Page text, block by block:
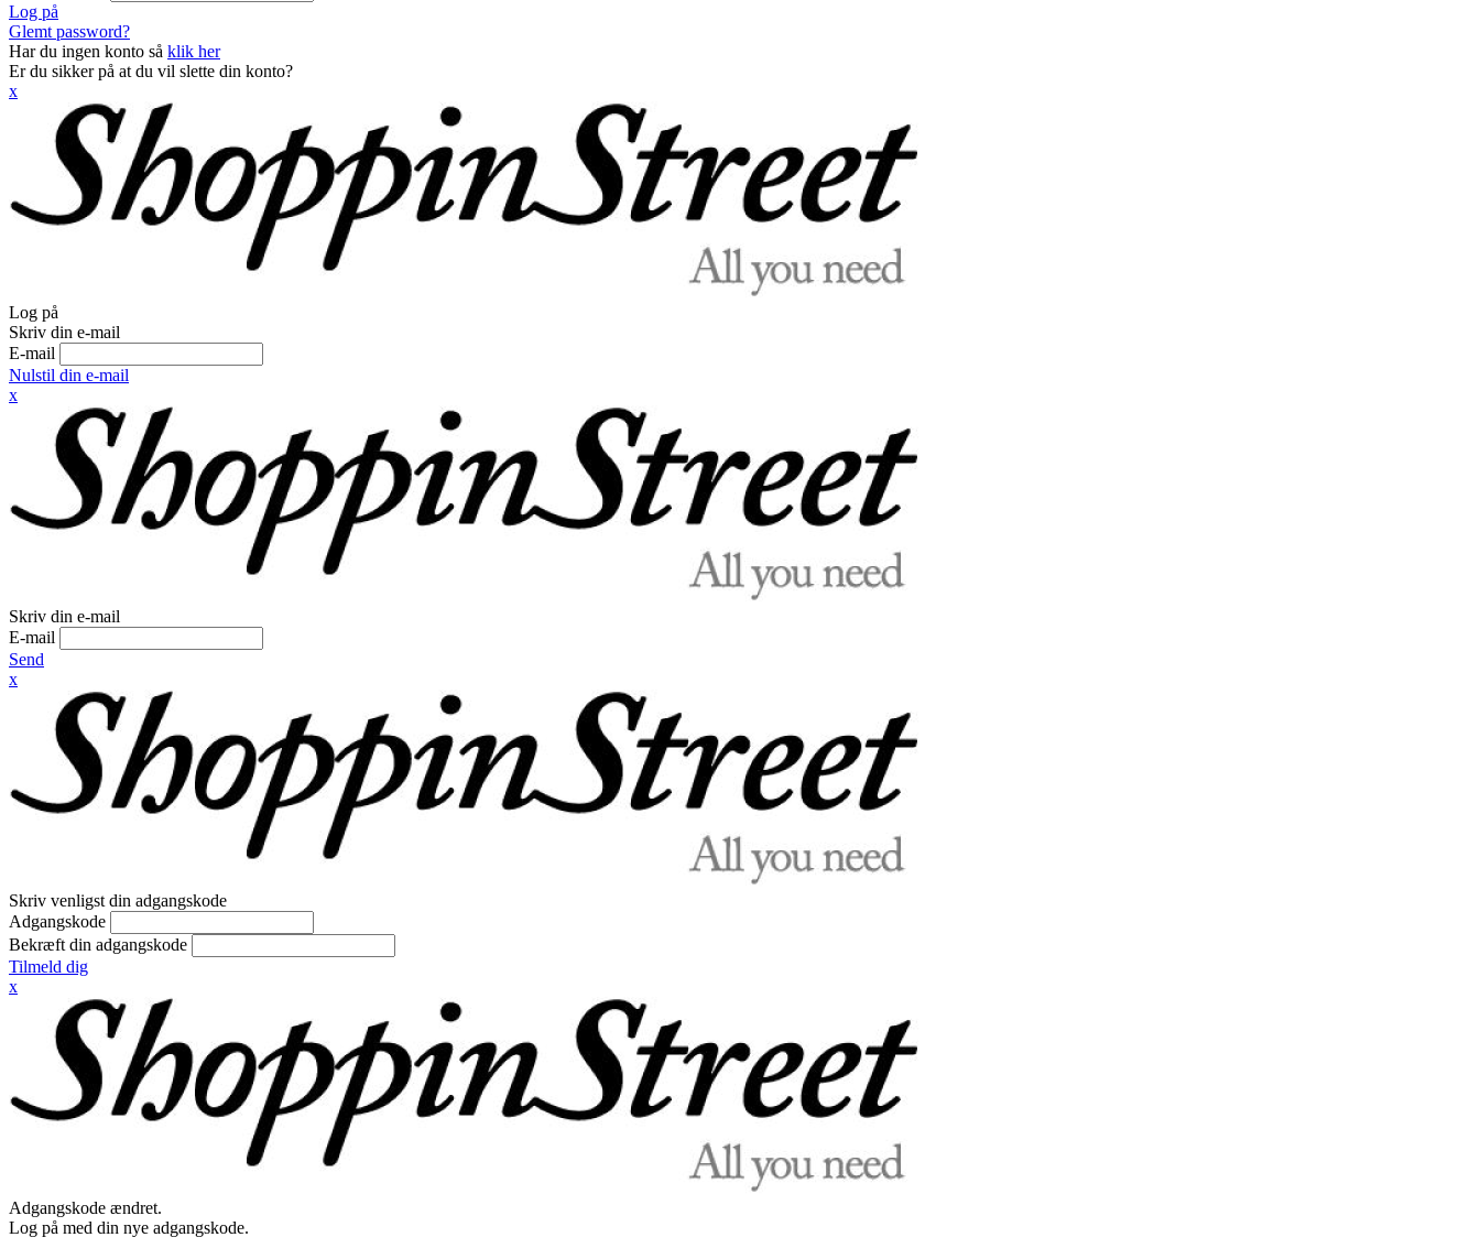
Log på
Glemt password?
Har du ingen konto så klik her
Er du sikker på at du vil slette din konto?
x
Log på
Skriv din e-mail
E-mail
Nulstil din e-mail
x
Skriv din e-mail
E-mail
Send
x
Skriv venligst din adgangskode
Adgangskode
Bekræft din adgangskode
Tilmeld dig
x
Adgangskode ændret.
Log på med din nye adgangskode.